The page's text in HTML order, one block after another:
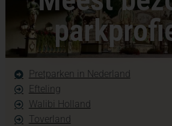
Pretparken in Nederland
Efteling
Walibi Holland
Toverland